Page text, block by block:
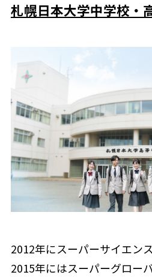
札幌日本大学中学校・
2012年にスーパーサイエン
2015年にはスーパーグロー